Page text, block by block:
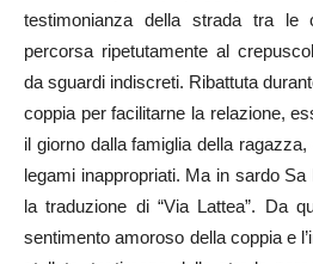
testimonianza della strada tra le
percorsa ripetutamente al
da sguardi indiscreti. Ribattuta
coppia per facilitarne la relazione,
il giorno dalla famiglia della
legami inappropriati. Ma in sardo
la traduzione di “Via Lattea”. Da
sentimento amoroso della coppia e